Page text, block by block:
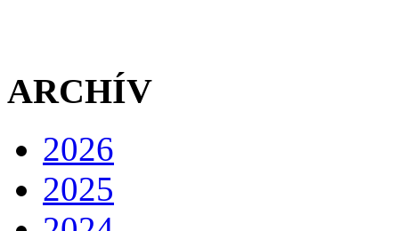
ARCHÍV
2026
2025